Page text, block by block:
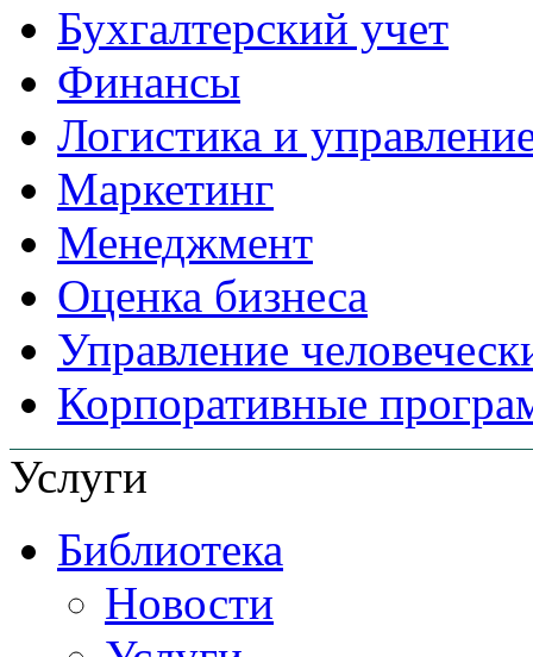
Бухгалтерский учет
Финансы
Логистика и
Маркетинг
Менеджмент
Оценка бизнеса
Управление
Корпоративные
Услуги
Библиотека
Новости